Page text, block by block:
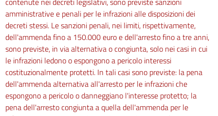
amministrative e penali per le infrazioni alle disposizioni dei
decreti stessi. Le sanzioni penali, nei limiti, rispettivamente,
dell'ammenda fino a 150.000 euro e dell'arresto fino a tre anni,
sono previste, in via alternativa o congiunta, solo nei casi in cui
le infrazioni ledono o espongono a pericolo interessi
costituzionalmente protetti. In tali casi sono previste: la pena
dell'ammenda alternativa all'arresto per le infrazioni che
espongono a pericolo o danneggiano l'interesse protetto; la
pena dell'arresto congiunta a quella dell'ammenda per le